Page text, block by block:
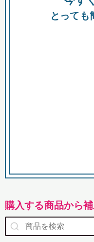
とっても
購入する商品から